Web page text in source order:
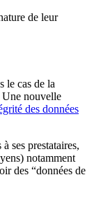
de leur
le cas de la
Une nouvelle
des données
ses prestataires,
notamment
des “données de